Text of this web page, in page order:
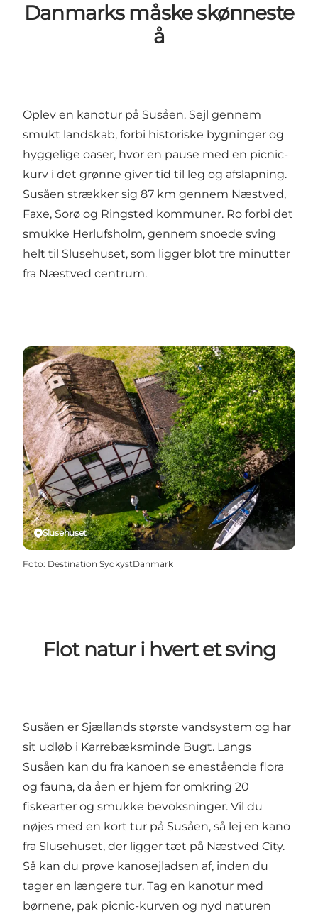
Danmarks måske skønneste
å
Oplev en kanotur på Susåen. Sejl gennem
smukt landskab, forbi historiske bygninger og
hyggelige oaser, hvor en pause med en picnic-
kurv i det grønne giver tid til leg og afslapning.
Susåen strækker sig 87 km gennem Næstved,
Faxe, Sorø og Ringsted kommuner. Ro forbi det
smukke Herlufsholm, gennem snoede sving
helt til Slusehuset, som ligger blot tre minutter
fra Næstved centrum.
Slusehuset
Foto: Destination SydkystDanmark
Flot natur i hvert et sving
Susåen er Sjællands største vandsystem og har
sit udløb i Karrebæksminde Bugt. Langs
Susåen kan du fra kanoen se enestående flora
og fauna, da åen er hjem for omkring 20
fiskearter og smukke bevoksninger. Vil du
nøjes med en kort tur på Susåen, så lej en kano
fra Slusehuset, der ligger tæt på Næstved City.
Så kan du prøve kanosejladsen af, inden du
tager en længere tur. Tag en kanotur med
børnene, pak picnic-kurven og nyd naturen